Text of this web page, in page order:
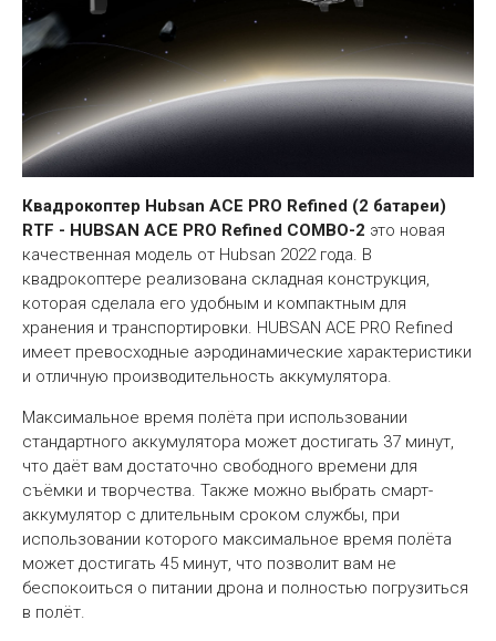
Квадрокоптер Hubsan ACE PRO Refined (2 батареи)
RTF - HUBSAN ACE PRO Refined COMBO-2 это новая
качественная модель от Hubsan 2022 года. В
квадрокоптере реализована складная конструкция,
которая сделала его удобным и компактным для
хранения и транспортировки. HUBSAN АСЕ PRO Refined
имеет превосходные аэродинамические характеристики
и отличную производительность аккумулятора.
Максимальное время полёта при использовании
стандартного аккумулятора может достигать 37 минут,
что даёт вам достаточно свободного времени для
съёмки и творчества. Также можно выбрать смарт-
аккумулятор с длительным сроком службы, при
использовании которого максимальное время полёта
может достигать 45 минут, что позволит вам не
беспокоиться о питании дрона и полностью погрузиться
в полёт.